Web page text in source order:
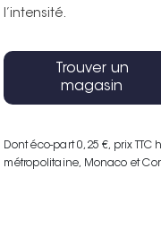
l’intensité.
Dont éco-part 0,25 €, prix TTC
métropolitaine, Monaco et
Trouver un
magasin